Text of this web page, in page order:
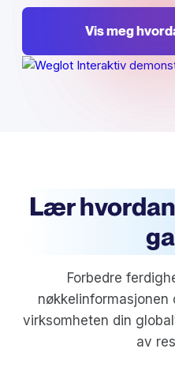
Vis meg
Lær
Forbedre
virksomheten din
av